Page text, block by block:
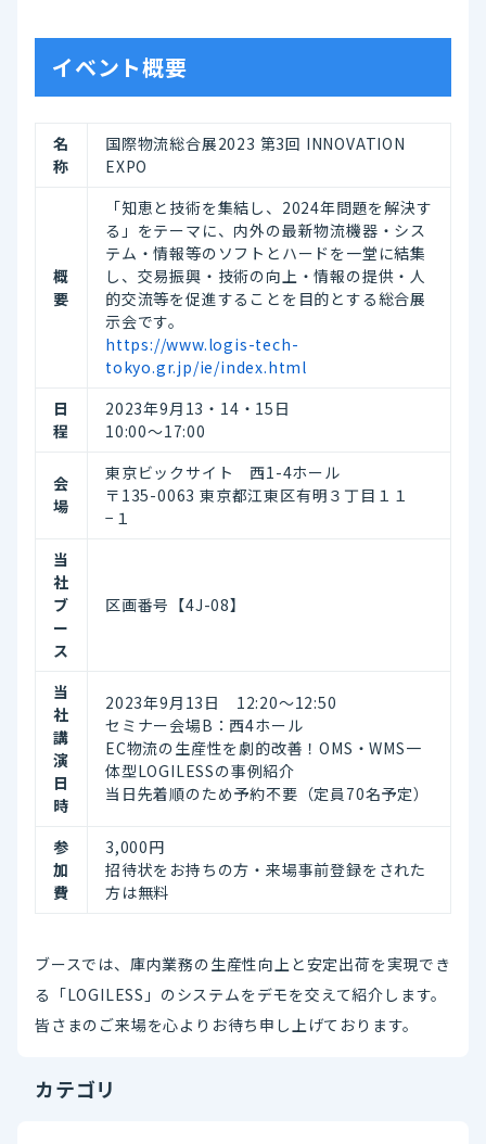
イベント概要
名
称
国際物流総合展2023 第3回 INNOVATION
EXPO
概
要
「知恵と技術を集結し、2024年問題を解決す
る」をテーマに、内外の最新物流機器・シス
テム・情報等のソフトとハードを一堂に結集
し、交易振興・技術の向上・情報の提供・人
的交流等を促進することを目的とする総合展
示会です。
https://www.logis-tech-
tokyo.gr.jp/ie/index.html
日
程
2023年9月13・14・15日
10:00～17:00
会
場
東京ビックサイト 西1-4ホール
〒135-0063 東京都江東区有明３丁目１１
−１
当
社
ブ
ー
ス
区画番号【4J-08】
当
社
講
演
日
時
2023年9月13日 12:20～12:50
セミナー会場B：西4ホール
EC物流の生産性を劇的改善！OMS・WMS一
体型LOGILESSの事例紹介
当日先着順のため予約不要（定員70名予定）
参
加
費
3,000円
招待状をお持ちの方・来場事前登録をされた
方は無料
ブースでは、庫内業務の生産性向上と安定出荷を実現でき
る「LOGILESS」のシステムをデモを交えて紹介します。
皆さまのご来場を心よりお待ち申し上げております。
カテゴリ